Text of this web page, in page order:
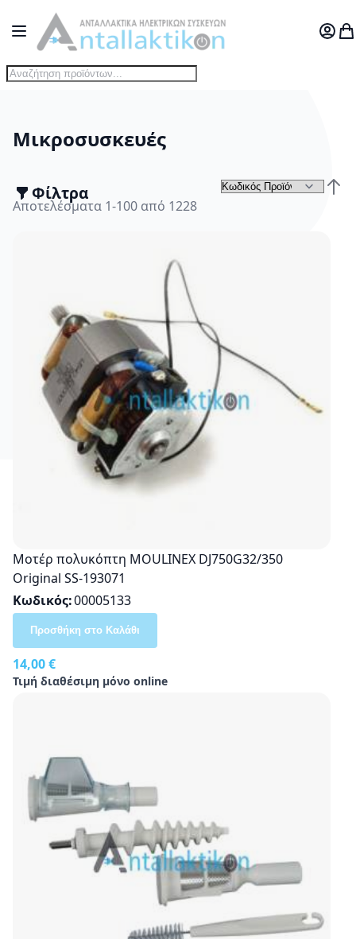
Μετάβαση στο περιεχόμενο
Toggle Nav
Ο
Μικροσυσκευές
Φίλτρα
Αποτελέσματα 1-100 από 1228
Μοτέρ πολυκόπτη MOULINEX DJ750G32/350
Original SS-193071
Κωδικός 00005133
14,00 €
Τιμή διαθέσιμη μόνο online
Προσθήκη στο Καλάθι